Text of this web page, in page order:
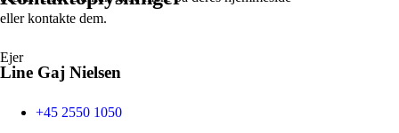
eller kontakte dem.
Ejer
Line Gaj Nielsen
+45 2550 1050